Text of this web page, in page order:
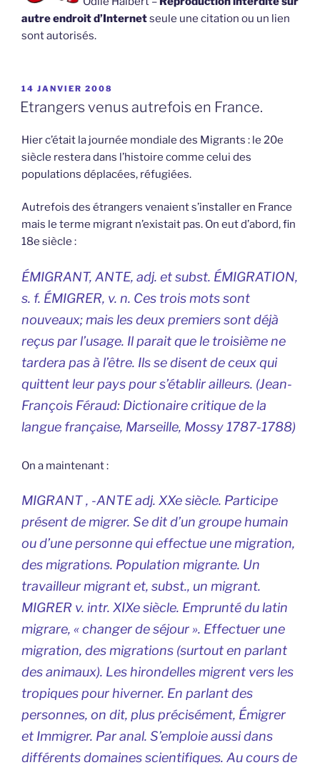
autre endroit d’Internetseule une citation ou un lien
sont autorisés.
PUBLIÉ
LE
14 JANVIER 2008
Etrangers venus autrefois en France.
Hier c’était la journée mondiale des Migrants : le 20e
siècle restera dans l’histoire comme celui des
populations déplacées, réfugiées.
Autrefois des étrangers venaient s’installer en France
mais le terme migrant n’existait pas. On eut d’abord, fin
18e siècle :
ÉMIGRANT, ANTE, adj. et subst. ÉMIGRATION,
s. f. ÉMIGRER, v. n. Ces trois mots sont
nouveaux; mais les deux premiers sont déjà
reçus par l’usage. Il parait que le troisième ne
tardera pas à l’être. Ils se disent de ceux qui
quittent leur pays pour s’établir ailleurs. (Jean-
François Féraud: Dictionaire critique de la
langue française, Marseille, Mossy 1787-1788)
On a maintenant :
MIGRANT , -ANTE adj. XXe siècle. Participe
présent de migrer. Se dit d’un groupe humain
ou d’une personne qui effectue une migration,
des migrations. Population migrante. Un
travailleur migrant et, subst., un migrant.
MIGRER v. intr. XIXe siècle. Emprunté du latin
migrare, « changer de séjour ». Effectuer une
migration, des migrations (surtout en parlant
des animaux). Les hirondelles migrent vers les
tropiques pour hiverner. En parlant des
personnes, on dit, plus précisément, Émigrer
et Immigrer. Par anal. S’emploie aussi dans
différents domaines scientifiques. Au cours de